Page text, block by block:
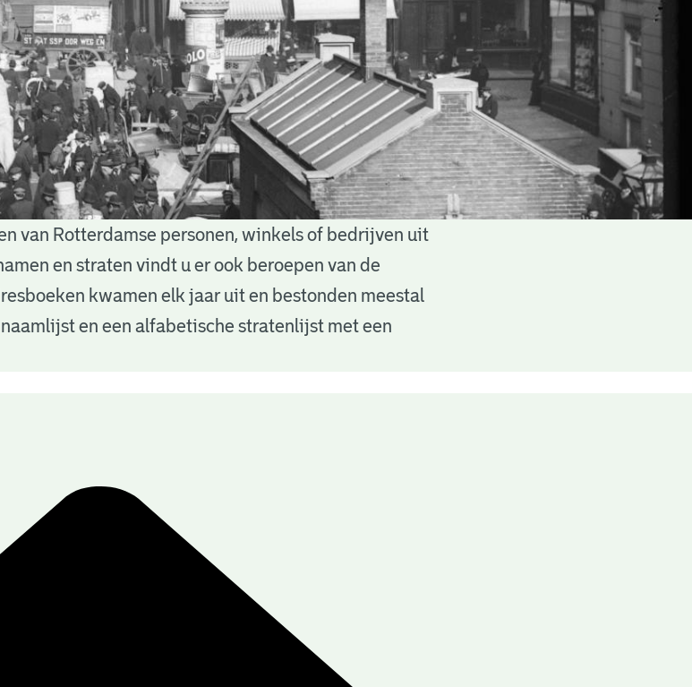
van Rotterdamse personen, winkels of bedrijven uit
en straten vindt u er ook beroepen van de
kwamen elk jaar uit en bestonden meestal
en een alfabetische stratenlijst met een